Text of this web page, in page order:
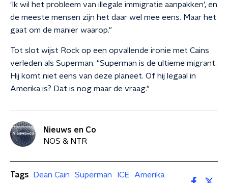
'Ik wil het probleem van illegale immigratie aanpakken', en
de meeste mensen zijn het daar wel mee eens. Maar het
gaat om de manier waarop."
Tot slot wijst Rock op een opvallende ironie met Cains
verleden als Superman. "Superman is de ultieme migrant.
Hij komt niet eens van deze planeet. Of hij legaal in
Amerika is? Dat is nog maar de vraag."
Nieuws en Co
NOS & NTR
Tags Dean Cain Superman ICE
Amerika